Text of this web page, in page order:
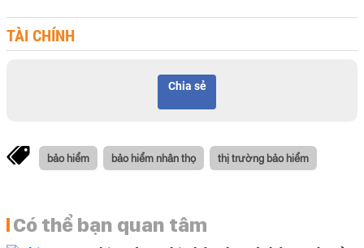
TÀI CHÍNH
Chia sẻ
bảo hiểm bảo hiểm nhân thọ thị trường bảo hiểm
Có thể bạn quan tâm